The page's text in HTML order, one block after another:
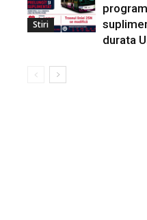
Stiri
durata